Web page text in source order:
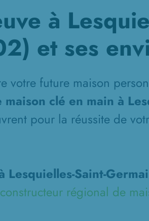
à
et ses
votre future maison
clé en main à
pour la réussite de
Lesquielles-Saint-
constructeur régional de